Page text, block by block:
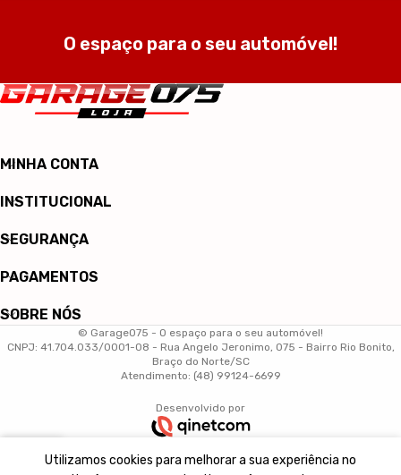
O espaço para o seu automóvel!
MINHA CONTA
INSTITUCIONAL
SEGURANÇA
PAGAMENTOS
SOBRE NÓS
© Garage075 - O espaço para o seu automóvel!
CNPJ: 41.704.033/0001-08 - Rua Angelo Jeronimo, 075 - Bairro Rio Bonito,
Braço do Norte/SC
Atendimento: (48) 99124-6699
Desenvolvido por
Utilizamos cookies para melhorar a sua experiência no